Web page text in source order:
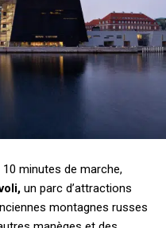
10 minutes de marche,
, un parc d’attractions
montagnes russes